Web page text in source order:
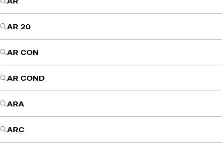
AR 20
AR CON
AR COND
ARA
ARC